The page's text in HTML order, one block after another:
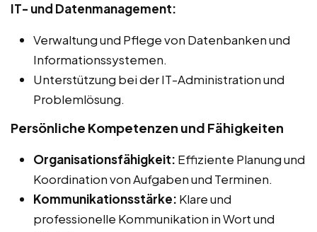
IT- und Datenmanagement:
Verwaltung und Pflege von Datenbanken und
Informationssystemen.
Unterstützung bei der IT-Administration und
Problemlösung.
Persönliche Kompetenzen und Fähigkeiten
Organisationsfähigkeit: Effiziente Planung und
Koordination von Aufgaben und Terminen.
Kommunikationsstärke: Klare und
professionelle Kommunikation in Wort und